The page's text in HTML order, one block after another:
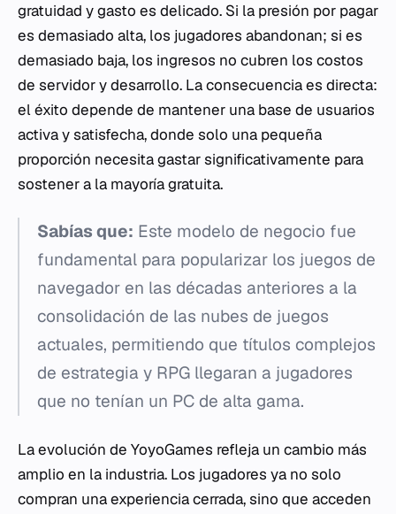
gratuidad y gasto es delicado. Si la presión por pagar
es demasiado alta, los jugadores abandonan; si es
demasiado baja, los ingresos no cubren los costos
de servidor y desarrollo. La consecuencia es directa:
el éxito depende de mantener una base de usuarios
activa y satisfecha, donde solo una pequeña
proporción necesita gastar significativamente para
sostener a la mayoría gratuita.
Sabías que: Este modelo de negocio fue
fundamental para popularizar los juegos de
navegador en las décadas anteriores a la
consolidación de las nubes de juegos
actuales, permitiendo que títulos complejos
de estrategia y RPG llegaran a jugadores
que no tenían un PC de alta gama.
La evolución de YoyoGames refleja un cambio más
amplio en la industria. Los jugadores ya no solo
compran una experiencia cerrada, sino que acceden